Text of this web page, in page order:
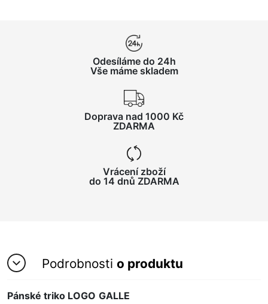
Odesíláme do 24h
Vše máme skladem
Doprava nad 1000 Kč
ZDARMA
Vrácení zboží
do 14 dnů ZDARMA
Podrobnosti o produktu
Pánské triko LOGO GALLE